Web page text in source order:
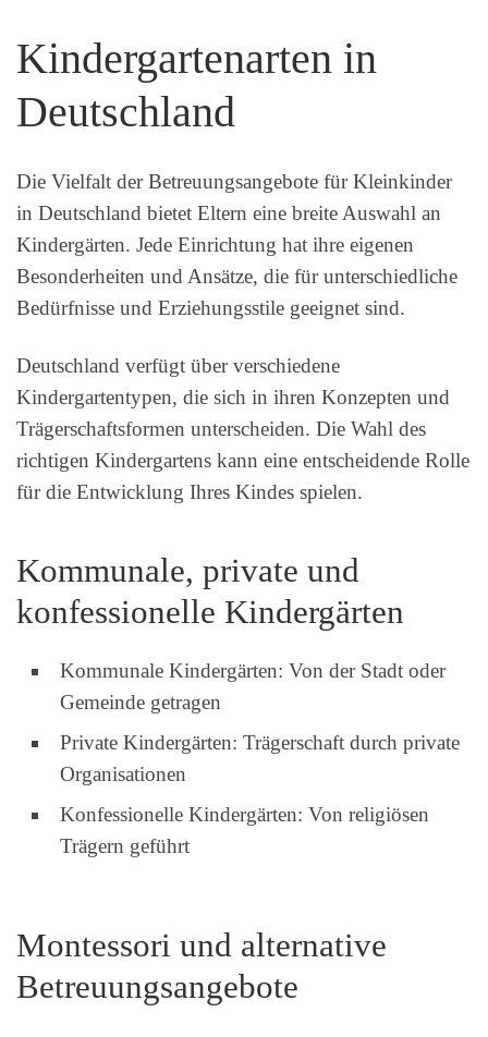
Kindergartenarten in
Deutschland
Die Vielfalt der Betreuungsangebote für Kleinkinder
in Deutschland bietet Eltern eine breite Auswahl an
Kindergärten. Jede Einrichtung hat ihre eigenen
Besonderheiten und Ansätze, die für unterschiedliche
Bedürfnisse und Erziehungsstile geeignet sind.
Deutschland verfügt über verschiedene
Kindergartentypen, die sich in ihren Konzepten und
Trägerschaftsformen unterscheiden. Die Wahl des
richtigen Kindergartens kann eine entscheidende Rolle
für die Entwicklung Ihres Kindes spielen.
Kommunale, private und
konfessionelle Kindergärten
Kommunale Kindergärten: Von der Stadt oder
Gemeinde getragen
Private Kindergärten: Trägerschaft durch private
Organisationen
Konfessionelle Kindergärten: Von religiösen
Trägern geführt
Montessori und alternative
Betreuungsangebote